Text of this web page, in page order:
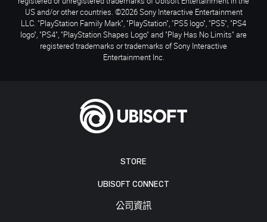
STORE
UBISOFT CONNECT
公司資訊
US and/or other countries. ©2026 Sony Interactive Entertainment
LLC. "PlayStation Family Mark", "PlayStation", "PS5 logo", "PS5", "PS4
logo", "PS4", "PlayStation Shapes Logo" and "Play Has No Limits" are
registered trademarks or trademarks of Sony Interactive
Entertainment Inc.